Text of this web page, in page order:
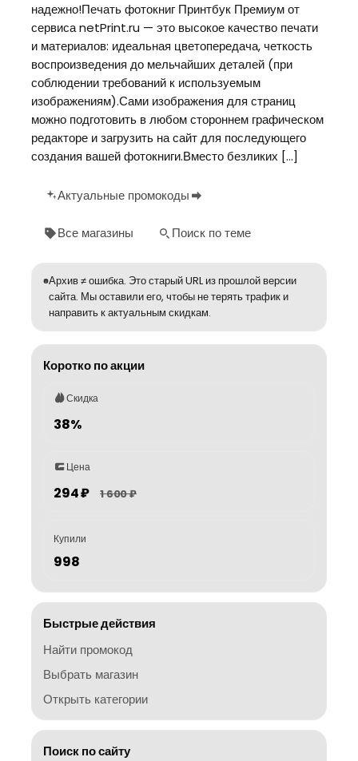
надежно!Печать фотокниг Принтбук Премиум от
сервиса netPrint.ru — это высокое качество печати
и материалов: идеальная цветопередача, четкость
воспроизведения до мельчайших деталей (при
соблюдении требований к используемым
изображениям).Сами изображения для страниц
можно подготовить в любом стороннем графическом
редакторе и загрузить на сайт для последующего
создания вашей фотокниги.Вместо безликих […]
Актуальные промокоды
Все магазины Поиск по теме
Архив ≠ ошибка. Это старый URL из прошлой версии
сайта. Мы оставили его, чтобы не терять трафик и
направить к актуальным скидкам.
Коротко по акции
Скидка
38%
Цена
294 ₽ 1 600 ₽
Купили
998
Быстрые действия
Найти промокод
Выбрать магазин
Открыть категории
Поиск по сайту